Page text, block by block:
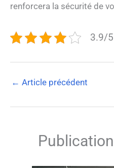
renforcera la sécurité de
3.9/
← Article précédent